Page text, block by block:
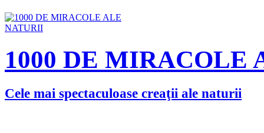
1000 DE MIRACOLE
Cele mai spectaculoase creaţii ale naturii